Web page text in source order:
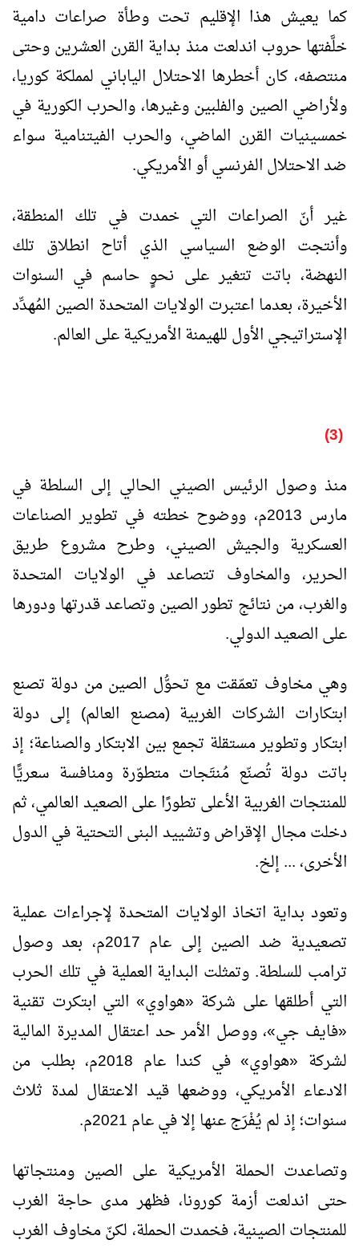
كما يعيش هذا الإقليم تحت وطأة صراعات دامية
خلَّفتها حروب اندلعت منذ بداية القرن العشرين وحتى
منتصفه، كان أخطرها الاحتلال الياباني لمملكة كوريا،
ولأراضي الصين والفلبين وغيرها، والحرب الكورية في
خمسينيات القرن الماضي، والحرب الفيتنامية سواء
ضد الاحتلال الفرنسي أو الأمريكي.
غير أنّ الصراعات التي خمدت في تلك المنطقة،
وأنتجت الوضع السياسي الذي أتاح انطلاق تلك
النهضة، باتت تتغير على نحوٍ حاسم في السنوات
الأخيرة، بعدما اعتبرت الولايات المتحدة الصين المُهدِّد
الإستراتيجي الأول للهيمنة الأمريكية على العالم.
(3)
منذ وصول الرئيس الصيني الحالي إلى السلطة في
مارس 2013م، ووضوح خطته في تطوير الصناعات
العسكرية والجيش الصيني، وطرح مشروع طريق
الحرير، والمخاوف تتصاعد في الولايات المتحدة
والغرب، من نتائج تطور الصين وتصاعد قدرتها ودورها
على الصعيد الدولي.
وهي مخاوف تعمّقت مع تحوُّل الصين من دولة تصنع
ابتكارات الشركات الغربية (مصنع العالم) إلى دولة
ابتكار وتطوير مستقلة تجمع بين الابتكار والصناعة؛ إذ
باتت دولة تُصنّع مُنتَجات متطوّرة ومنافسة سعريًّا
للمنتجات الغربية الأعلى تطورًا على الصعيد العالمي، ثم
دخلت مجال الإقراض وتشييد البنى التحتية في الدول
الأخرى، ... إلخ.
وتعود بداية اتخاذ الولايات المتحدة لإجراءات عملية
تصعيدية ضد الصين إلى عام 2017م، بعد وصول
ترامب للسلطة. وتمثلت البداية العملية في تلك الحرب
التي أطلقها على شركة «هواوي» التي ابتكرت تقنية
«فايف جي»، ووصل الأمر حد اعتقال المديرة المالية
لشركة «هواوي» في كندا عام 2018م، بطلب من
الادعاء الأمريكي، ووضعها قيد الاعتقال لمدة ثلاث
سنوات؛ إذ لم يُفْرَج عنها إلا في عام 2021م.
وتصاعدت الحملة الأمريكية على الصين ومنتجاتها
حتى اندلعت أزمة كورونا، فظهر مدى حاجة الغرب
للمنتجات الصينية، فخمدت الحملة، لكنّ مخاوف الغرب